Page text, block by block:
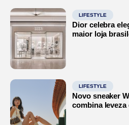
LIFESTYLE
Dior celebra
maior loja
LIFESTYLE
Novo sneaker
combina leveza